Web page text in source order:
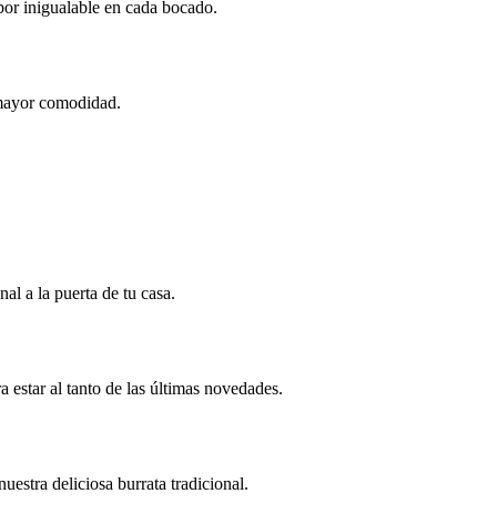
inigualable en cada bocado.
comodidad.
a la puerta de tu casa.
estar al tanto de las últimas novedades.
deliciosa burrata tradicional.